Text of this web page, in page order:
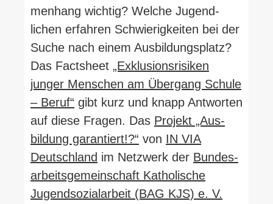
menhang wichtig? Welche Jugend­
lichen erfahren Schwie­rig­keiten bei der
Suche nach einem Aus­bil­dungs­platz?
Das Factsheet „Exklu­si­ons­ri­siken
junger Men­schen am Übergang Schule
– Beruf“ gibt kurz und knapp Ant­worten
auf diese Fragen. Das Projekt „Aus­
bildung garan­tiert!?“ von IN VIA
Deutschland im Netzwerk der Bun­des­
ar­beits­ge­mein­schaft Katho­lische
Jugend­so­zi­al­arbeit (BAG KJS) e. V.